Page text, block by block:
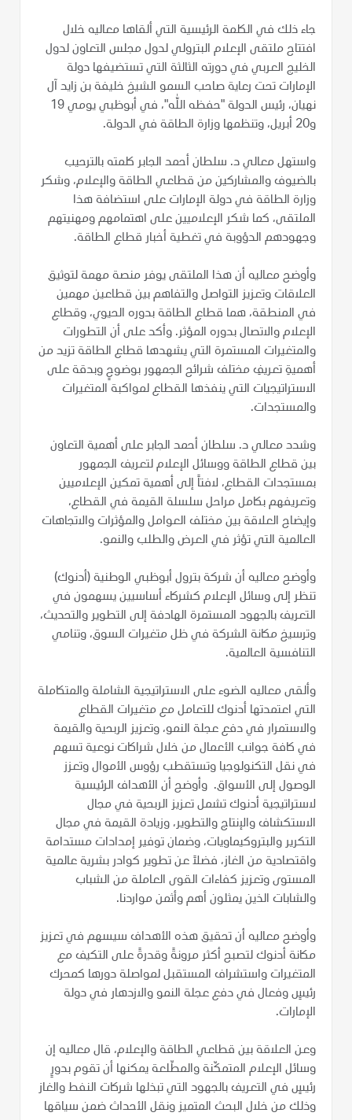
جاء ذلك في الكلمة الرئيسية التي ألقاها معاليه خلال
افتتاح ملتقى الإعلام البترولي لدول مجلس التعاون لدول
الخليج العربي في دورته الثالثة التي تستضيفها دولة
الإمارات تحت رعاية صاحب السمو الشيخ خليفة بن زايد آل
نهيان، رئيس الدولة "حفظه الله"، في أبوظبي يومي 19
و20 أبريل، وتنظمها وزارة الطاقة في الدولة.
واستهل معالي د. سلطان أحمد الجابر كلمته بالترحيب
بالضيوف والمشاركين من قطاعي الطاقة والإعلام، وشكر
وزارة الطاقة في دولة الإمارات على استضافة هذا
الملتقى، كما شكر الإعلاميين على اهتمامهم ومهنيتهم
وجهودهم الدؤوبة في تغطية أخبار قطاع الطاقة.
وأوضح معاليه أن هذا الملتقى يوفر منصة مهمة لتوثيق
العلاقات وتعزيز التواصل والتفاهم بين قطاعين مهمين
في المنطقة، هما قطاع الطاقة بدوره الحيوي، وقطاع
الإعلام والاتصال بدوره المؤثر. وأكد على أن التطورات
والمتغيرات المستمرة التي يشهدها قطاع الطاقة تزيد من
أهميةِ تعريفِ مختلف شرائح الجمهور بوضوحٍ وبدقة على
الاستراتيجيات التي ينفذها القطاع لمواكبة المتغيرات
والمستجدات.
وشدد معالي د. سلطان أحمد الجابر على أهمية التعاون
بين قطاع الطاقة ووسائل الإعلام لتعريف الجمهور
بمستجدات القطاع، لافتاً إلى أهمية تمكين الإعلاميين
وتعريفهم بكامل مراحل سلسلة القيمة في القطاع،
وإيضاح العلاقة بين مختلف العوامل والمؤثرات والاتجاهات
العالمية التي تؤثر في العرض والطلب والنمو.
وأوضح معاليه أن شركة بترول أبوظبي الوطنية (أدنوك)
تنظر إلى وسائل الإعلام كشركاء أساسيين يسهمون في
التعريف بالجهود المستمرة الهادفة إلى التطوير والتحديث،
وترسيخ مكانة الشركة في ظل متغيرات السوق، وتنامي
التنافسية العالمية.
وألقى معاليه الضوء على الاستراتيجية الشاملة والمتكاملة
التي اعتمدتها أدنوك للتعامل مع متغيرات القطاع
والاستمرار في دفع عجلة النمو، وتعزيز الربحية والقيمة
في كافة جوانب الأعمال من خلال شراكات نوعية تسهم
في نقل التكنولوجيا وتستقطب رؤوس الأموال وتعزز
الوصول إلى الأسواق. وأوضح أن الأهداف الرئيسية
لاستراتيجية أدنوك تشمل تعزيز الربحية في مجال
الاستكشاف والإنتاج والتطوير، وزيادة القيمة في مجال
التكرير والبتروكيماويات، وضمان توفير إمدادات مستدامة
واقتصادية من الغاز، فضلاً عن تطوير كوادر بشرية عالمية
المستوى وتعزيز كفاءات القوى العاملة من الشباب
والشابات الذين يمثلون أهم وأثمن مواردنا.
وأوضح معاليه أن تحقيق هذه الأهداف سيسهم في تعزيز
مكانة أدنوك لتصبح أكثر مرونةً وقدرةً على التكيف مع
المتغيرات واستشراف المستقبل لمواصلة دورها كمحرك
رئيسٍ وفعال في دفع عجلة النمو والازدهار في دولة
الإمارات.
وعن العلاقة بين قطاعي الطاقة والإعلام، قال معاليه إن
وسائل الإعلام المتمكّنة والمطّلعة يمكنها أن تقوم بدورٍ
رئيسٍ في التعريف بالجهود التي تبذلها شركات النفط والغاز
وذلك من خلال البحث المتميز ونقل الأحداث ضمن سياقها